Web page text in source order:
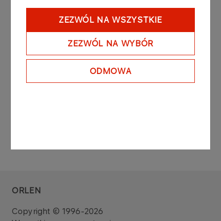
ZEZWÓL NA WSZYSTKIE
ZEZWÓL NA WYBÓR
ODMOWA
Raport sporządzono na podstawie: art. 160 ust. 4
ustawy z dnia 29 lipca 2005 roku o obrocie
instrumentami finansowymi (Dz. U. z 2010 r. Nr 211,
poz. 1384 z późniejszymi zmianami).
Zarząd PKN ORLEN S.A.
ORLEN
Copyright © 1996-2026